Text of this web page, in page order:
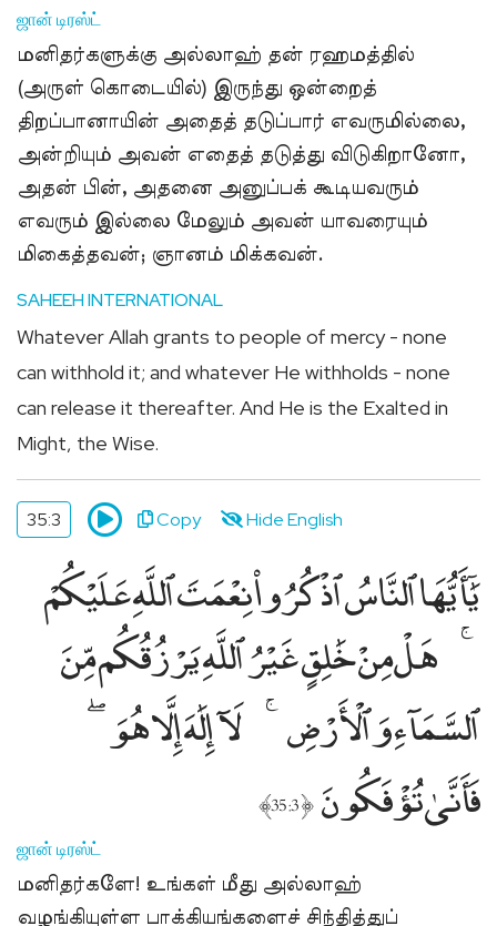
ஜான் டிரஸ்ட்
மனிதர்களுக்கு அல்லாஹ் தன் ரஹமத்தில்
(அருள் கொடையில்) இருந்து ஒன்றைத்
திறப்பானாயின் அதைத் தடுப்பார் எவருமில்லை,
அன்றியும் அவன் எதைத் தடுத்து விடுகிறானோ,
அதன் பின், அதனை அனுப்பக் கூடியவரும்
எவரும் இல்லை மேலும் அவன் யாவரையும்
மிகைத்தவன்; ஞானம் மிக்கவன்.
SAHEEH INTERNATIONAL
Whatever Allah grants to people of mercy - none
can withhold it; and whatever He withholds - none
can release it thereafter. And He is the Exalted in
Might, the Wise.
35:3 Copy Hide English
يَٰٓأَيُّهَا ٱلنَّاسُ ٱذْكُرُوا۟ نِعْمَتَ ٱللَّهِ عَلَيْكُمْ
هَلْ مِنْ خَٰلِقٍ غَيْرُ ٱللَّهِ يَرْزُقُكُم مِّنَ
ٱلسَّمَآءِ وَٱلْأَرْضِ لَآ إِلَٰهَ إِلَّا هُوَ
فَأَنَّىٰ تُؤْفَكُونَ ﴿35:3﴾
ஜான் டிரஸ்ட்
மனிதர்களே! உங்கள் மீது அல்லாஹ்
வழங்கியுள்ள பாக்கியங்களைச் சிந்தித்துப்